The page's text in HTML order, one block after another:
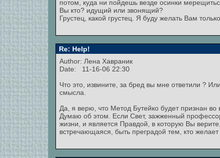
потом, куда ни пойдешь везде осинки
Вы кто? идущий или звонящий?
Грустец, какой грустец. Я буду желать Вам
Re: Help!
Author: Лена Хавраник
Date: 11-16-06 22:30
Что это, извините, за бред вы мне ответили ?
смысла.
Да, я верю, что Метод Бутейко будет признан
Думаю об этом. Если Свет, зажженный
жизни, и является Правдой, в которую Вы
встречающаяся, быть преградой тем, кто